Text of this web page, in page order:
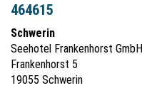
464615
Schwerin
Seehotel Frankenhorst GmbH
Frankenhorst 5
19055 Schwerin